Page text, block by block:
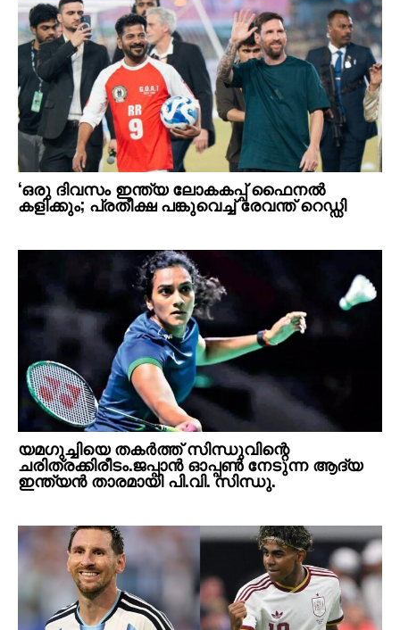
‘ഒരു ദിവസം ഇന്ത്യ ലോകകപ്പ് ഫൈനൽ
കളിക്കും; പ്രതീക്ഷ പങ്കുവെച്ച് രേവന്ത് റെഡ്ഡി
യമഗുച്ചിയെ തകർത്ത് സിന്ധുവിന്റെ
ചരിത്രക്കിരീടം.ജപ്പാൻ ഓപ്പൺ നേടുന്ന ആദ്യ
ഇന്ത്യൻ താരമായി പി.വി. സിന്ധു.